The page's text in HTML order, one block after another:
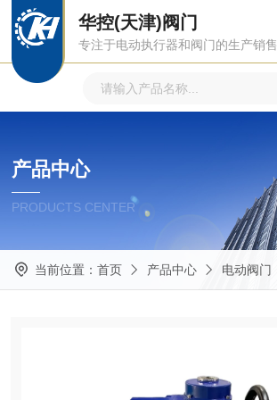
华控(天津)阀门
专注于电动执行器和阀门的生产销售
产品中心
PRODUCTS CENTER
当前位置： 首页 产品中心 电动阀门